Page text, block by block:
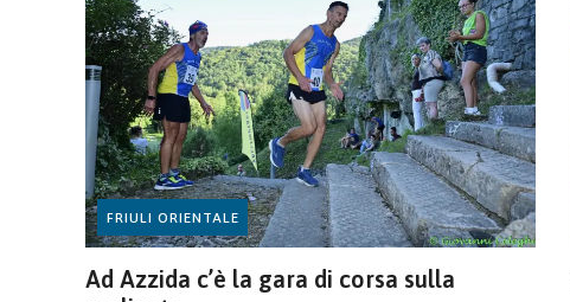
FRIULI ORIENTALE
Ad Azzida c’è la gara di corsa sulla